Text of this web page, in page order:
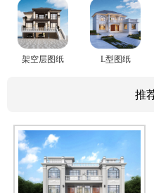
架空层图纸 L型图纸
推